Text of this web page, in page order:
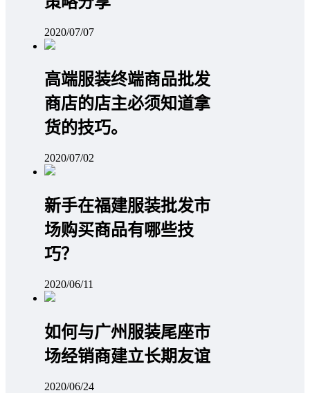
2020/07/07
高端服装终端商品批发
商店的店主必须知道拿
货的技巧。
2020/07/02
新手在福建服装批发市
场购买商品有哪些技
巧？
2020/06/11
如何与广州服装尾座市
场经销商建立长期友谊
2020/06/24